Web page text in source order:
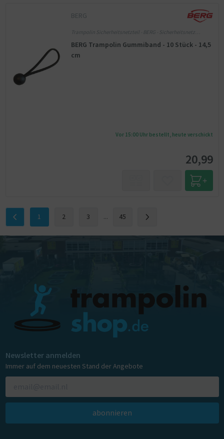
BERG
Trampolin Sicherheitsnetzteil - BERG - Sicherheitsnetz
BERG Trampolin Gummiband - 10 Stück - 14,5
cm
Vor 15:00 Uhr bestellt, heute verschickt
20,99
1 2 3 ... 45
Newsletter anmelden
Immer auf dem neuesten Stand der Angebote
abonnieren